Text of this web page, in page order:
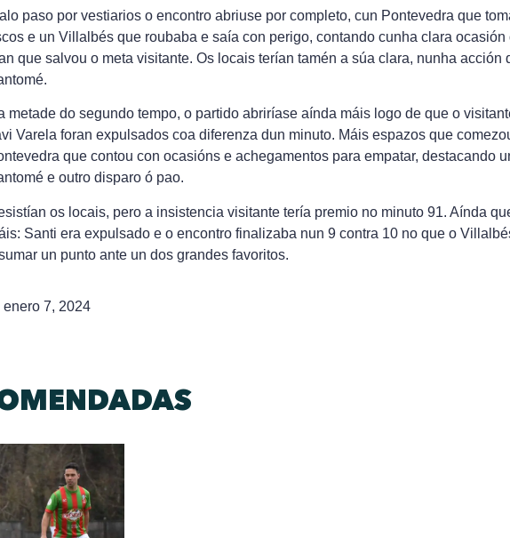
paso por vestiarios o encontro abriuse por completo, cun Pontevedra que
e un Villalbés que roubaba e saía con perigo, contando cunha clara ocasión
que salvou o meta visitante. Os locais terían tamén a súa clara, nunha acción
metade do segundo tempo, o partido abriríase aínda máis logo de que o
Varela foran expulsados coa diferenza dun minuto. Máis espazos que
que contou con ocasións e achegamentos para empatar, destacando
e outro disparo ó pao.
os locais, pero a insistencia visitante tería premio no minuto 91. Aínda
Santi era expulsado e o encontro finalizaba nun 9 contra 10 no que o
un punto ante un dos grandes favoritos.
enero 7, 2024